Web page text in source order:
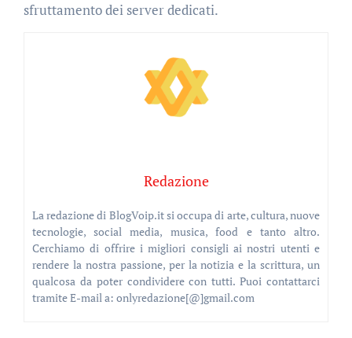
sfruttamento dei server dedicati.
Redazione
La redazione di BlogVoip.it si occupa di arte, cultura, nuove
tecnologie, social media, musica, food e tanto altro.
Cerchiamo di offrire i migliori consigli ai nostri utenti e
rendere la nostra passione, per la notizia e la scrittura, un
qualcosa da poter condividere con tutti. Puoi contattarci
tramite E-mail a: onlyredazione[@]gmail.com